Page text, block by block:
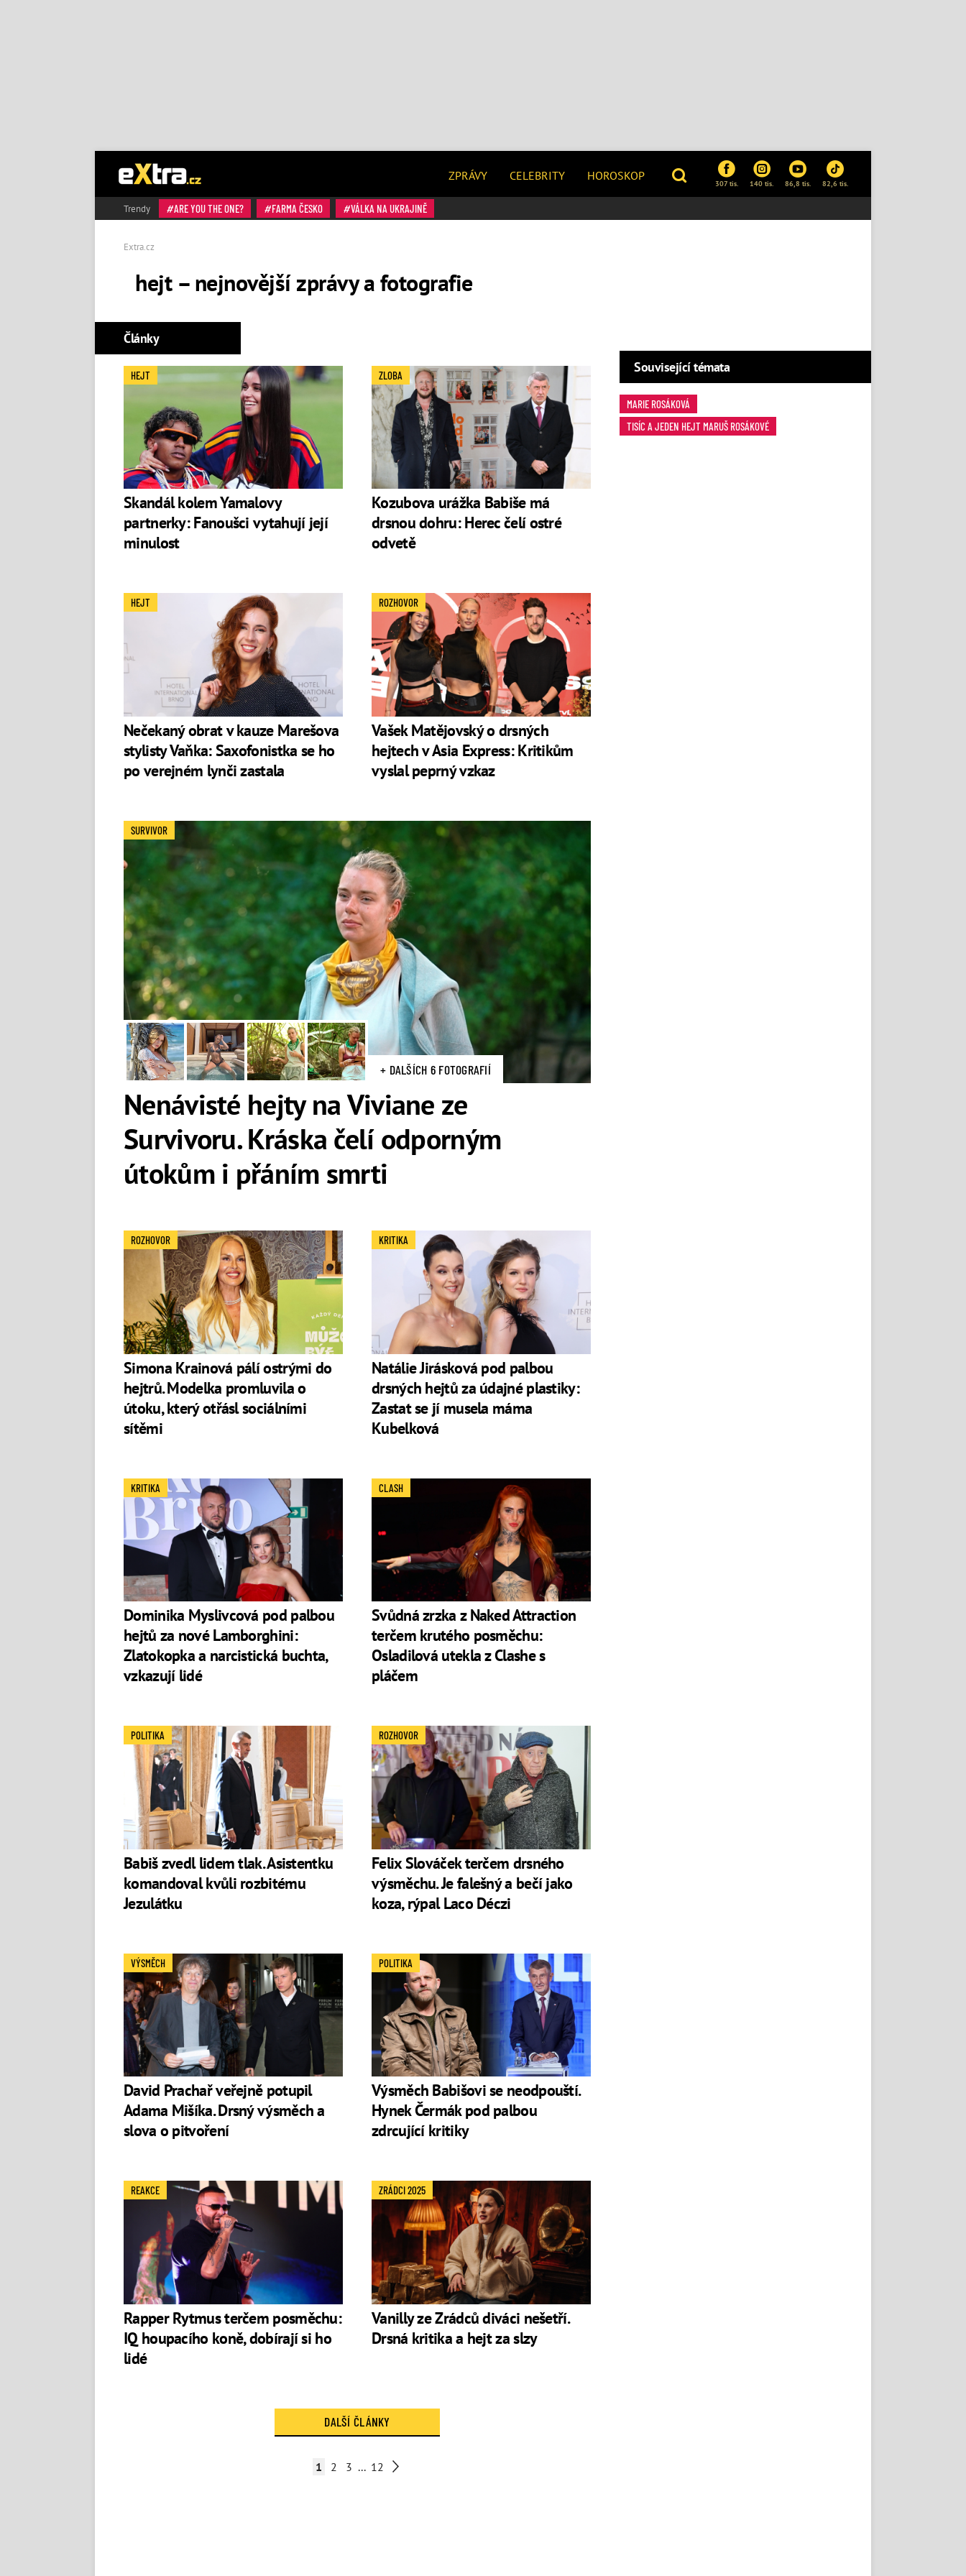
ZPRÁVY CELEBRITY HOROSKOP
307 tis. 140 tis. 86,8 tis. 82,6 tis.
Trendy ARE YOU THE ONE? FARMA ČESKO VÁLKA NA UKRAJINĚ
Extra.cz
hejt – nejnovější zprávy a fotografie
Články
Skandál kolem Yamalovy
partnerky: Fanoušci vytahují její
minulost
HEJT
Kozubova urážka Babiše má
drsnou dohru: Herec čelí ostré
odvetě
ZLOBA
Nečekaný obrat v kauze Marešova
stylisty Vaňka: Saxofonistka se ho
po verejném lynči zastala
HEJT
Vašek Matějovský o drsných
hejtech v Asia Express: Kritikům
vyslal peprný vzkaz
ROZHOVOR
+ DALŠÍCH 6 FOTOGRAFIÍ
Nenávisté hejty na Viviane ze
Survivoru. Kráska čelí odporným
útokům i přáním smrti
SURVIVOR
Simona Krainová pálí ostrými do
hejtrů. Modelka promluvila o
útoku, který otřásl sociálními
sítěmi
ROZHOVOR
Natálie Jirásková pod palbou
drsných hejtů za údajné plastiky:
Zastat se jí musela máma
Kubelková
KRITIKA
Dominika Myslivcová pod palbou
hejtů za nové Lamborghini:
Zlatokopka a narcistická buchta,
vzkazují lidé
KRITIKA
Svůdná zrzka z Naked Attraction
terčem krutého posměchu:
Osladilová utekla z Clashe s
pláčem
CLASH
Babiš zvedl lidem tlak. Asistentku
komandoval kvůli rozbitému
Jezulátku
POLITIKA
Felix Slováček terčem drsného
výsměchu. Je falešný a bečí jako
koza, rýpal Laco Déczi
ROZHOVOR
David Prachař veřejně potupil
Adama Mišíka. Drsný výsměch a
slova o pitvoření
VÝSMĚCH
Výsměch Babišovi se neodpouští.
Hynek Čermák pod palbou
zdrcující kritiky
POLITIKA
Rapper Rytmus terčem posměchu:
IQ houpacího koně, dobírají si ho
lidé
REAKCE
Vanilly ze Zrádců diváci nešetří.
Drsná kritika a hejt za slzy
ZRÁDCI 2025
DALŠÍ ČLÁNKY
1 2 3 ... 12
Související témata
MARIE ROSÁKOVÁ
TISÍC A JEDEN HEJT MARUŠ ROSÁKOVÉ